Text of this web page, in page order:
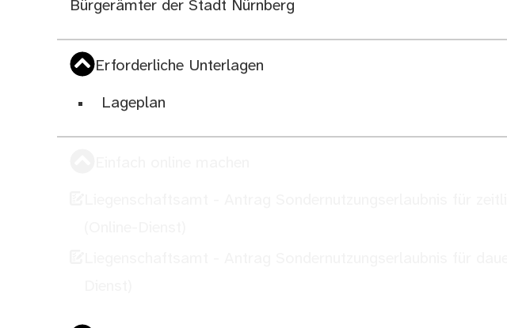
Bürgerämter der Stadt Nürnberg
Erforderliche Unterlagen
Lageplan